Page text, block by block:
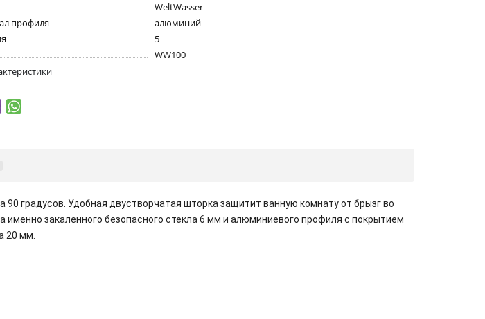
WeltWasser
профиля
алюминий
5
WW100
90 градусов. Удобная двустворчатая шторка защитит ванную комнату от брызг во
закаленного безопасного стекла 6 мм и алюминиевого профиля с покрытием
20 мм.